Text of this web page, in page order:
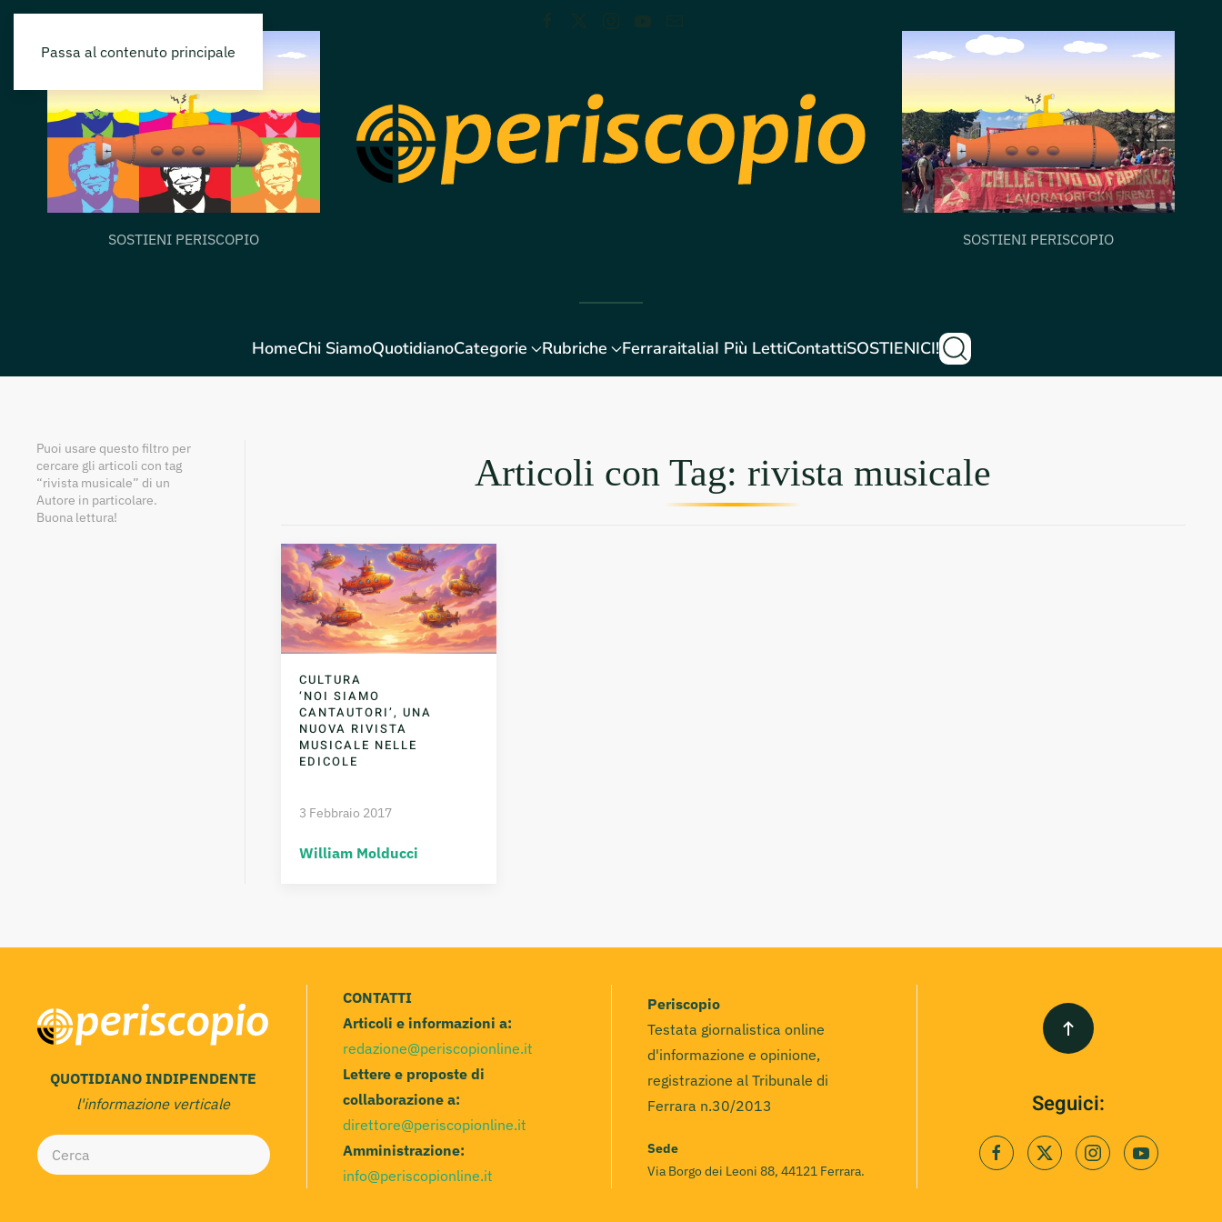
Passa al contenuto principale
SOSTIENI PERISCOPIO SOSTIENI PERISCOPIO
HomeChi SiamoQuotidianoCategorie Rubriche FerraraitaliaI Più LettiContattiSOSTIENICI!
Puoi usare questo filtro per
cercare gli articoli con tag
“rivista musicale” di un
Autore in particolare.
Buona lettura!
Articoli con Tag: rivista musicale
CULTURA
‘NOI SIAMO
CANTAUTORI’, UNA
NUOVA RIVISTA
MUSICALE NELLE
EDICOLE
3 Febbraio 2017
William Molducci
QUOTIDIANO INDIPENDENTE
l'informazione verticale
CONTATTI
Articoli e informazioni a:
redazione@periscopionline.it
Lettere e proposte di
collaborazione a:
direttore@periscopionline.it
Amministrazione:
info@periscopionline.it
Periscopio
Testata giornalistica online
d'informazione e opinione,
registrazione al Tribunale di
Ferrara n.30/2013
Sede
Via Borgo dei Leoni 88, 44121 Ferrara.
Seguici: